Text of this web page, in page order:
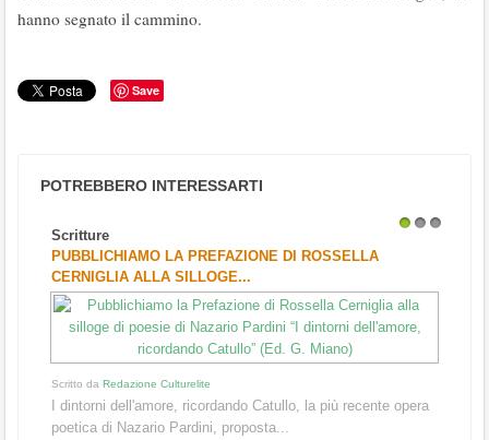
hanno segnato il cammino.
Save
POTREBBERO INTERESSARTI
Scritture
PUBBLICHIAMO LA PREFAZIONE DI ROSSELLA
CERNIGLIA ALLA SILLOGE...
Scritto da Redazione Culturelite
I dintorni dell'amore, ricordando Catullo, la più recente opera
poetica di Nazario Pardini, proposta...